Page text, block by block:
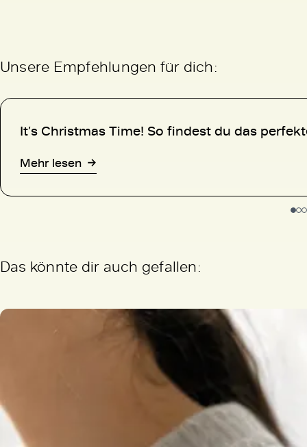
Unsere Empfehlungen für dich:
It’s Christmas Time! So findest du das
Mehr lesen
Das könnte dir auch gefallen: